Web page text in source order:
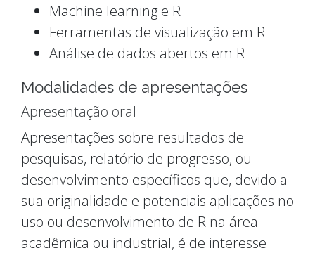
Machine learning e R
Ferramentas de visualização em R
Análise de dados abertos em R
Modalidades de apresentações
Apresentação oral
Apresentações sobre resultados de
pesquisas, relatório de progresso, ou
desenvolvimento específicos que, devido a
sua originalidade e potenciais aplicações no
uso ou desenvolvimento de R na área
acadêmica ou industrial, é de interesse